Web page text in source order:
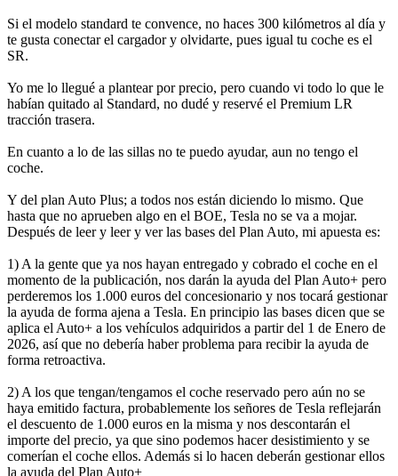
Si el modelo standard te convence, no haces 300 kilómetros al día y
te gusta conectar el cargador y olvidarte, pues igual tu coche es el
SR.
Yo me lo llegué a plantear por precio, pero cuando vi todo lo que le
habían quitado al Standard, no dudé y reservé el Premium LR
tracción trasera.
En cuanto a lo de las sillas no te puedo ayudar, aun no tengo el
coche.
Y del plan Auto Plus; a todos nos están diciendo lo mismo. Que
hasta que no aprueben algo en el BOE, Tesla no se va a mojar.
Después de leer y leer y ver las bases del Plan Auto, mi apuesta es:
1) A la gente que ya nos hayan entregado y cobrado el coche en el
momento de la publicación, nos darán la ayuda del Plan Auto+ pero
perderemos los 1.000 euros del concesionario y nos tocará gestionar
la ayuda de forma ajena a Tesla. En principio las bases dicen que se
aplica el Auto+ a los vehículos adquiridos a partir del 1 de Enero de
2026, así que no debería haber problema para recibir la ayuda de
forma retroactiva.
2) A los que tengan/tengamos el coche reservado pero aún no se
haya emitido factura, probablemente los señores de Tesla reflejarán
el descuento de 1.000 euros en la misma y nos descontarán el
importe del precio, ya que sino podemos hacer desistimiento y se
comerían el coche ellos. Además si lo hacen deberán gestionar ellos
la ayuda del Plan Auto+